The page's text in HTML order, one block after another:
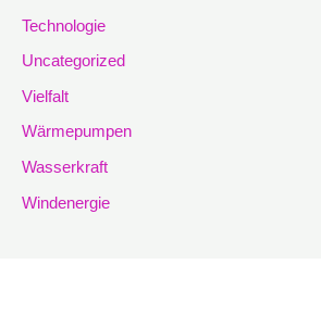
Technologie
Uncategorized
Vielfalt
Wärmepumpen
Wasserkraft
Windenergie